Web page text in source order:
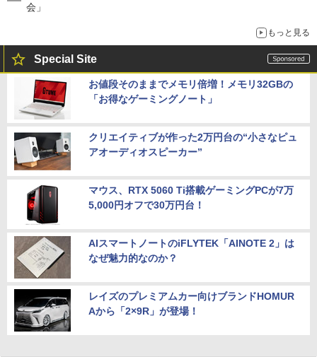
会」
もっと見る
Special Site
お値段そのままでメモリ倍増！メモリ32GBの
「お得なゲーミングノート」
クリエイティブが作った2万円台の“小さなピュ
アオーディオスピーカー”
マウス、RTX 5060 Ti搭載ゲーミングPCが7万
5,000円オフで30万円台！
AIスマートノートのiFLYTEK「AINOTE 2」は
なぜ魅力的なのか？
レイズのプレミアムカー向けブランドHOMUR
Aから「2×9R」が登場！